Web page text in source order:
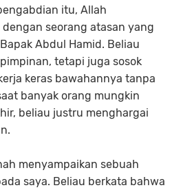
itu, Allah
seorang atasan yang
Abdul Hamid. Beliau
tetapi juga sosok
keras bawahannya tanpa
banyak orang mungkin
beliau justru menghargai
menyampaikan sebuah
saya. Beliau berkata bahwa